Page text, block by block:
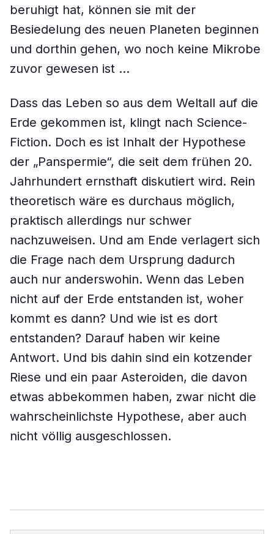
beruhigt hat, können sie mit der
Besiedelung des neuen Planeten beginnen
und dorthin gehen, wo noch keine Mikrobe
zuvor gewesen ist …
Dass das Leben so aus dem Weltall auf die
Erde gekommen ist, klingt nach Science-
Fiction. Doch es ist Inhalt der Hypothese
der „Panspermie“, die seit dem frühen 20.
Jahrhundert ernsthaft diskutiert wird. Rein
theoretisch wäre es durchaus möglich,
praktisch allerdings nur schwer
nachzuweisen. Und am Ende verlagert sich
die Frage nach dem Ursprung dadurch
auch nur anderswohin. Wenn das Leben
nicht auf der Erde entstanden ist, woher
kommt es dann? Und wie ist es dort
entstanden? Darauf haben wir keine
Antwort. Und bis dahin sind ein kotzender
Riese und ein paar Asteroiden, die davon
etwas abbekommen haben, zwar nicht die
wahrscheinlichste Hypothese, aber auch
nicht völlig ausgeschlossen.